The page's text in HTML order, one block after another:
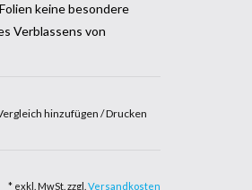
keine besondere
Verblassens von
hinzufügen /Drucken
* exkl. MwSt. zzgl. Versandkosten